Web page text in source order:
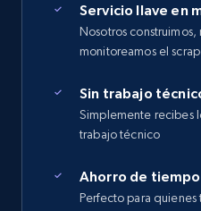
Servicio llave en
Nosotros construimos,
monitoreamos el
Sin trabajo
Simplemente recibes
trabajo técnico
Ahorro de tiempo
Perfecto para